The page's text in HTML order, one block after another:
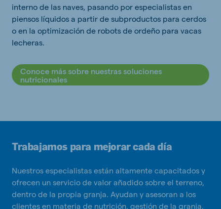
interno de las naves, pasando por especialistas en
piensos líquidos a partir de subproductos para cerdos
o en la optimización de robots de ordeño para vacas
lecheras.
Conoce más sobre nuestras soluciones
nutricionales
Trabajamos para mejorar cada día
Nuestros especialistas están altamente capacitados y
ofrecen un servicio de valor añadido sobre el terreno,
dentro de la propia granja. Ayudan y asesoran a los
clientes en materia de nutrición, gestión de la granja,